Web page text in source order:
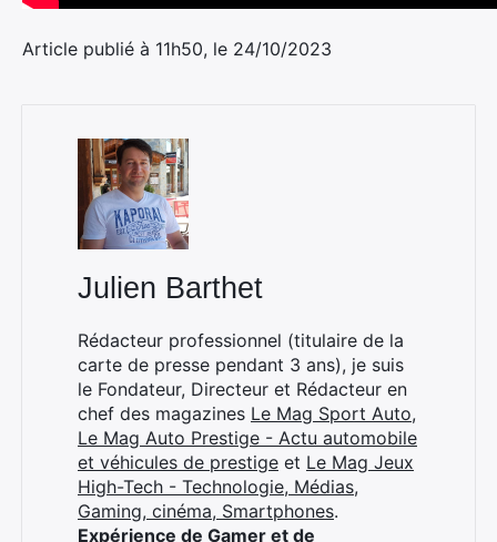
Article publié à 11h50, le 24/10/2023
Julien Barthet
Rédacteur professionnel (titulaire de la
carte de presse pendant 3 ans), je suis
le Fondateur, Directeur et Rédacteur en
chef des magazines Le Mag Sport Auto,
Le Mag Auto Prestige - Actu automobile
et véhicules de prestige et Le Mag Jeux
High-Tech - Technologie, Médias,
Gaming, cinéma, Smartphones.
Expérience de Gamer et de